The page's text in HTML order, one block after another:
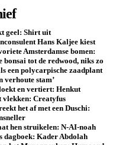
geel: Shirt uit
Hans Kaljee kiest
Amsterdamse bomen:
bonsai tot de redwood, niks zo
een polycarpische zaadplant
verhoute stam’
en vertiert: Henkut
vlekken: Creatyfus
het af met een Duschi:
hen struikelen: N-AI-noah
dagboek: Kader Abdolah